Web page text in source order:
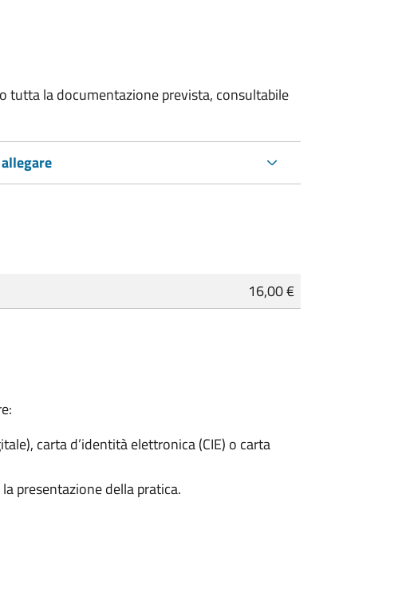
tutta la documentazione prevista, consultabile
16,00 €
carta d’identità elettronica (CIE) o carta
presentazione della pratica.